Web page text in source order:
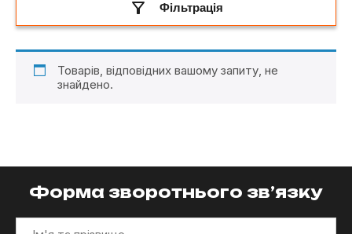
Фільтрація
Товарів, відповідних вашому запиту, не
знайдено.
Форма зворотнього зв’язку